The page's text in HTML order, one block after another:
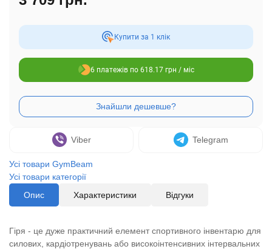
Купити за 1 клiк
6 платежів по 618.17 грн / міс
Viber Telegram
Усі товари GymBeam
Усі товари категорії
Опис
Характеристики Відгуки
Гіря - це дуже практичний елемент спортивного інвентарю для
силових, кардіотренувань або високоінтенсивних інтервальних